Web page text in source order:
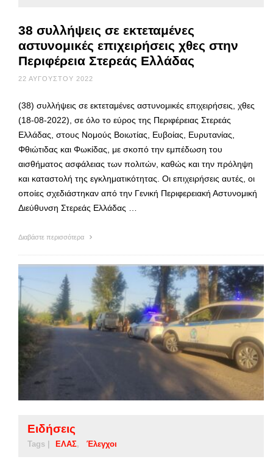
38 συλλήψεις σε εκτεταμένες
αστυνομικές επιχειρήσεις χθες στην
Περιφέρεια Στερεάς Ελλάδας
22 ΑΥΓΟΎΣΤΟΥ 2022
(38) συλλήψεις σε εκτεταμένες αστυνομικές επιχειρήσεις, χθες
(18-08-2022), σε όλο το εύρος της Περιφέρειας Στερεάς
Ελλάδας, στους Νομούς Βοιωτίας, Ευβοίας, Ευρυτανίας,
Φθιώτιδας και Φωκίδας, με σκοπό την εμπέδωση του
αισθήματος ασφάλειας των πολιτών, καθώς και την πρόληψη
και καταστολή της εγκληματικότητας. Οι επιχειρήσεις αυτές, οι
οποίες σχεδιάστηκαν από την Γενική Περιφερειακή Αστυνομική
Διεύθυνση Στερεάς Ελλάδας …
Διαβάστε περισσότερα
Ειδήσεις
Tags | ΕΛΑΣ Έλεγχοι